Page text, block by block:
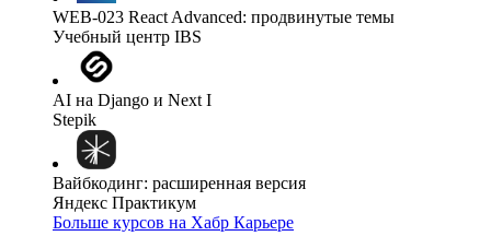
WEB-023 React Advanced: продвинутые темы
Учебный центр IBS
AI на Django и Next I
Stepik
Вайбкодинг: расширенная версия
Яндекс Практикум
Больше курсов на Хабр Карьере